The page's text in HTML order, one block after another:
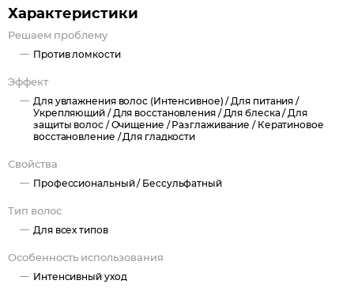
Характеристики
Решаем проблему
Против ломкости
Эффект
Для увлажнения волос (Интенсивное) / Для питания /
Укрепляющий / Для восстановления / Для блеска / Для
защиты волос /Очищение / Разглаживание / Кератиновое
восстановление /Для гладкости
Свойства
Профессиональный / Бессульфатный
Тип волос
Для всех типов
Особенность использования
Интенсивный уход